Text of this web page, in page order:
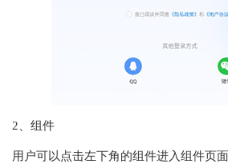
2、组件
用户可以点击左下角的组件进入组件页